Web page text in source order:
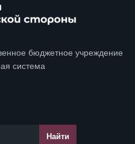
бюджетное учреждение
система